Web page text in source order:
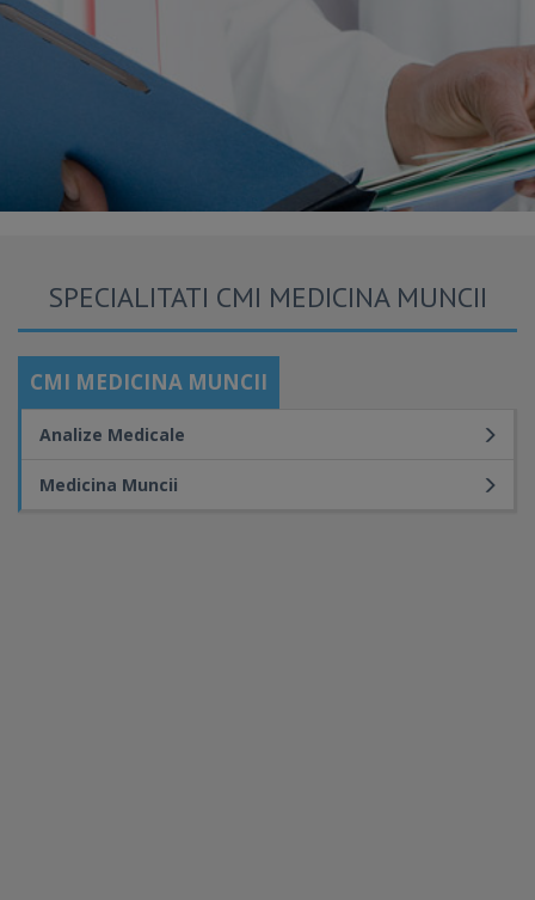
SPECIALITATI CMI MEDICINA MUNCII
CMI MEDICINA MUNCII
Analize Medicale
Medicina Muncii